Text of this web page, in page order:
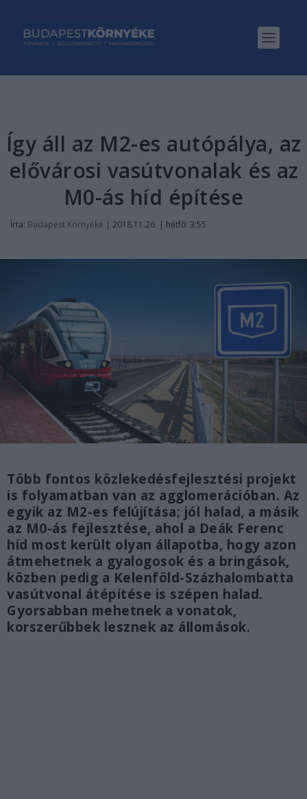
Így áll az M2-es autópálya, az
elővárosi vasútvonalak és az
M0-ás híd építése
Írta: Budapest Környéke | 2018.11.26. | hétfő: 3:55
Több fontos közlekedésfejlesztési projekt
is folyamatban van az agglomerációban. Az
egyik az M2-es felújítása; jól halad, a másik
az M0-ás fejlesztése, ahol a Deák Ferenc
híd most került olyan állapotba, hogy azon
átmehetnek a gyalogosok és a bringások,
közben pedig a Kelenföld-Százhalombatta
vasútvonal átépítése is szépen halad.
Gyorsabban mehetnek a vonatok,
korszerűbbek lesznek az állomások.